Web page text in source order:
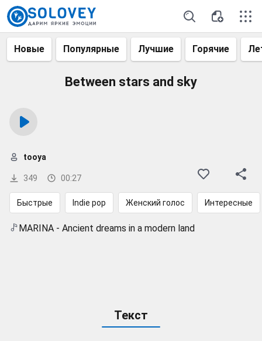
Новые Популярные Лучшие Горячие
Between stars and sky
349 00:27
tooya
Быстрые Indie pop Женский голос Интересные
MARINA - Ancient dreams in a modern land
Текст